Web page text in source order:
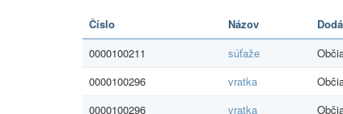
Číslo Názov
0000100211
súťaže
0000100296
vratka
0000100296
vratka